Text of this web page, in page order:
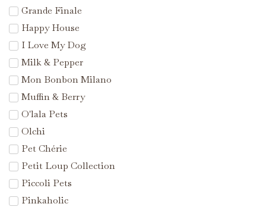
Grande Finale
Happy House
I Love My Dog
Milk & Pepper
Mon Bonbon Milano
Muffin & Berry
O'lala Pets
Olchi
Pet Chérie
Petit Loup Collection
Piccoli Pets
Pinkaholic